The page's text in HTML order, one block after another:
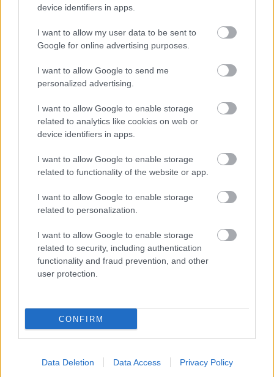
device identifiers in apps.
I want to allow my user data to be sent to
Google for online advertising purposes.
I want to allow Google to send me
personalized advertising.
I want to allow Google to enable storage
related to analytics like cookies on web or
device identifiers in apps.
I want to allow Google to enable storage
related to functionality of the website or app.
I want to allow Google to enable storage
related to personalization.
I want to allow Google to enable storage
related to security, including authentication
functionality and fraud prevention, and other
user protection.
CONFIRM
Data Deletion Data Access Privacy Policy
Διαβάστε επίσης